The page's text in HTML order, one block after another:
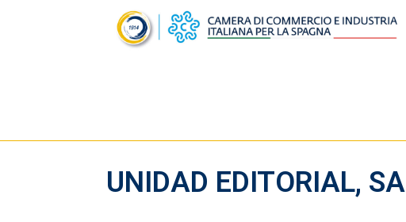
UNIDAD EDITORIAL, SA